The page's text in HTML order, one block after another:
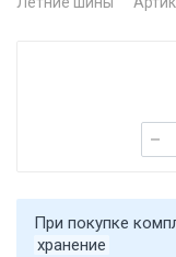
При покупке
хранение